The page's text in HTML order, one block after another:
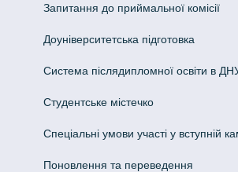
Запитання до приймальної комісії
Доуніверситетська підготовка
Система післядипломної освіти в
Cтудентське містечко
Спеціальні умови участі у вступній
Поновлення та переведення